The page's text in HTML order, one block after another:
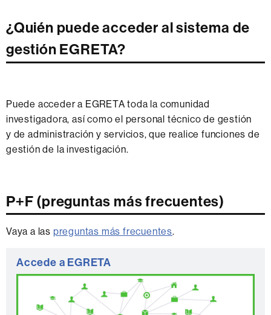
¿Quién puede acceder al sistema de
gestión EGRETA?
Puede acceder a EGRETA toda la comunidad
investigadora, así como el personal técnico de gestión
y de administración y servicios, que realice funciones de
gestión de la investigación.
P+F (preguntas más frecuentes)
Vaya a las preguntas más frecuentes.
Información
complementaria
Accede a EGRETA